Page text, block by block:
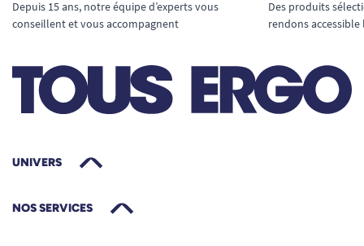
panier à outils.
d’enfiler et d’ôter les gants d’un seul geste,
même avec une seule main.
Compatible avec tous types de travaux:
du potager, nettoyage, manipulation
Protection contre les salissures
poignet ajusté empêche la terre, l’herbe ou
Depuis 15 ans, notre équipe d’experts vous
conseillent et vous accompagnent
Des produits
rendons
UNIVERS
NOS SERVICES